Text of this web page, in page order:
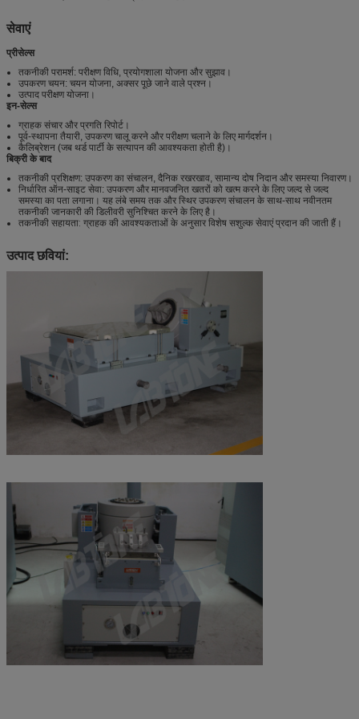
सेवाएं
प्रीसेल्स
तकनीकी परामर्श: परीक्षण विधि, प्रयोगशाला योजना और सुझाव।
उपकरण चयन: चयन योजना, अक्सर पूछे जाने वाले प्रश्न।
उत्पाद परीक्षण योजना।
इन-सेल्स
ग्राहक संचार और प्रगति रिपोर्ट।
पूर्व-स्थापना तैयारी, उपकरण चालू करने और परीक्षण चलाने के लिए मार्गदर्शन।
कैलिब्रेशन (जब थर्ड पार्टी के सत्यापन की आवश्यकता होती है)।
बिक्री के बाद
तकनीकी प्रशिक्षण: उपकरण का संचालन, दैनिक रखरखाव, सामान्य दोष निदान और समस्या निवारण।
निर्धारित ऑन-साइट सेवा: उपकरण और मानवजनित खतरों को खत्म करने के लिए जल्द से जल्द
समस्या का पता लगाना। यह लंबे समय तक और स्थिर उपकरण संचालन के साथ-साथ नवीनतम
तकनीकी जानकारी की डिलीवरी सुनिश्चित करने के लिए है।
तकनीकी सहायता: ग्राहक की आवश्यकताओं के अनुसार विशेष सशुल्क सेवाएं प्रदान की जाती हैं।
उत्पाद छवियां: